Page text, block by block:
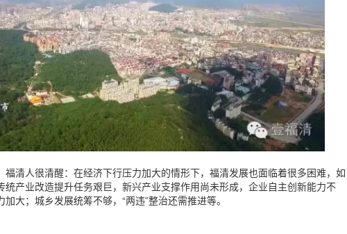
福清人很清醒：在经济下行压力加大的情形下，福清发展也面临着很多困难，如
统产业改造提升任务艰巨，新兴产业支撑作用尚未形成，企业自主创新能力不
大；城乡发展统筹不够，“两违”整治还需推进等。